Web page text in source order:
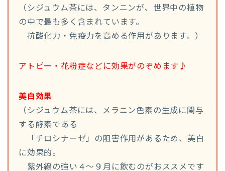
（シジュウム茶には、タンニンが、世界中の植物
の中で最も多く含まれています。
抗酸化力・免疫力を高める作用があります。）
アトピー・花粉症などに効果がのぞめます♪
美白効果
（シジュウム茶には、メラニン色素の生成に関与
する酵素である
「チロシナーゼ」の阻害作用があるため、美白
に効果的。
紫外線の強い４～９月に飲むのがおススメです